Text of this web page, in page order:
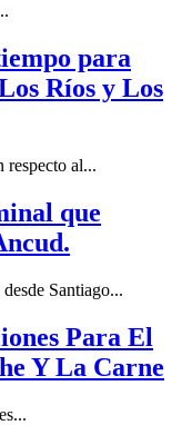
para
Ríos y Los
respecto al...
que
Santiago...
Para El
Y La Carne